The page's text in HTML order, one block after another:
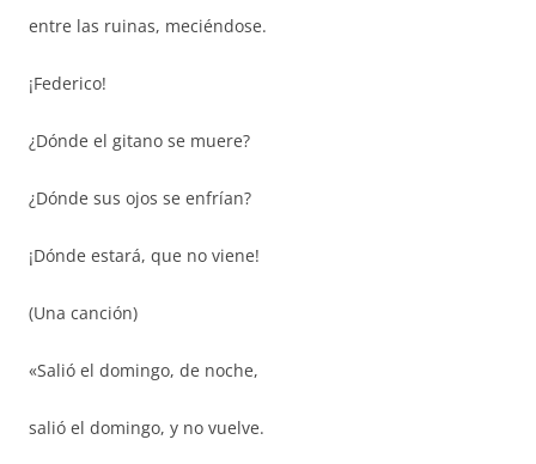
entre las ruinas, meciéndose.
¡Federico!
¿Dónde el gitano se muere?
¿Dónde sus ojos se enfrían?
¡Dónde estará, que no viene!
(Una canción)
«Salió el domingo, de noche,
salió el domingo, y no vuelve.